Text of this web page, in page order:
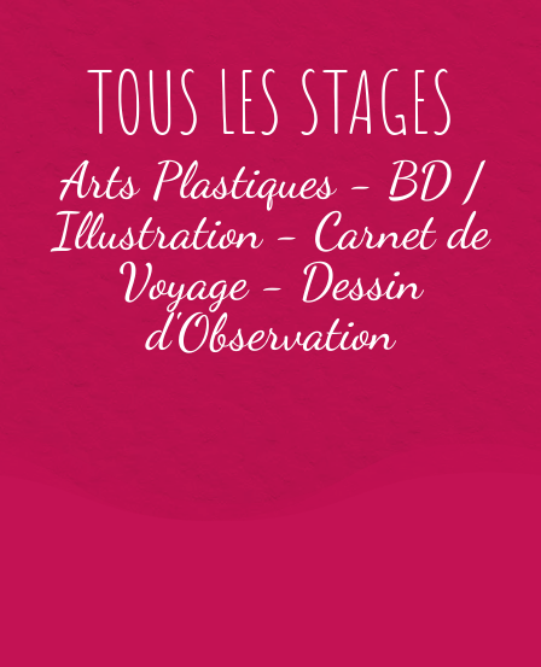
TOUS LES STAGES
Arts Plastiques- BD /
Illustration- Carnet de
Voyage- Dessin
d'Observation